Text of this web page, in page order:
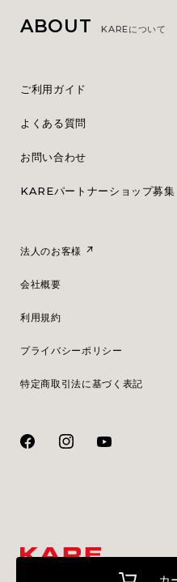
ABOUT KAREについて
ご利用ガイド
よくある質問
お問い合わせ
KAREパートナーショップ募集
法人のお客様
会社概要
利用規約
プライバシーポリシー
特定商取引法に基づく表記